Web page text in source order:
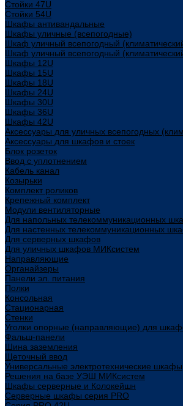
Стойки 47U
Стойки 54U
Шкафы антивандальные
Шкафы уличные (всепогодные)
Шкаф уличный всепогодный
Шкаф уличный всепогодный
Шкафы 12U
Шкафы 15U
Шкафы 18U
Шкафы 24U
Шкафы 30U
Шкафы 36U
Шкафы 42U
Аксессуары для уличных всепогодных
Аксессуары для шкафов и стоек
Блок розеток
Ввод с уплотнением
Кабель канал
Козырьки
Комплект роликов
Крепежный комплект
Модули вентиляторные
Для напольных телекоммуникационных
Для настенных телекоммуникационных
Для серверных шкафов
Для уличных шкафов МИКсистем
Направляющие
Органайзеры
Панели эл. питания
Полки
Консольная
Стационарная
Стенки
Уголки опорные (направляющие) для
Фальш-панели
Шина заземления
Щеточный ввод
Универсальные электротехнические шкафы
Решения на базе УЭШ МИКсистем
Шкафы серверные и Колокейшн
Серверные шкафы серия PRO